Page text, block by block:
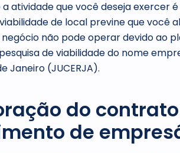
atividade que você deseja exercer
de local previne que você
não pode operar devido ao
de viabilidade do nome
Janeiro (JUCERJA).
do
de